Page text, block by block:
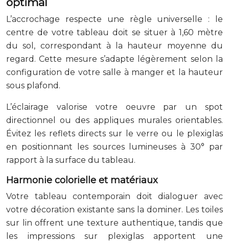
L’accrochage respecte une règle universelle : le
centre de votre tableau doit se situer à 1,60 mètre
du sol, correspondant à la hauteur moyenne du
regard. Cette mesure s’adapte légèrement selon la
configuration de votre salle à manger et la hauteur
sous plafond.
L’éclairage valorise votre oeuvre par un spot
directionnel ou des appliques murales orientables.
Évitez les reflets directs sur le verre ou le plexiglas
en positionnant les sources lumineuses à 30° par
rapport à la surface du tableau.
Harmonie colorielle et matériaux
Votre tableau contemporain doit dialoguer avec
votre décoration existante sans la dominer. Les toiles
sur lin offrent une texture authentique, tandis que
les impressions sur plexiglas apportent une